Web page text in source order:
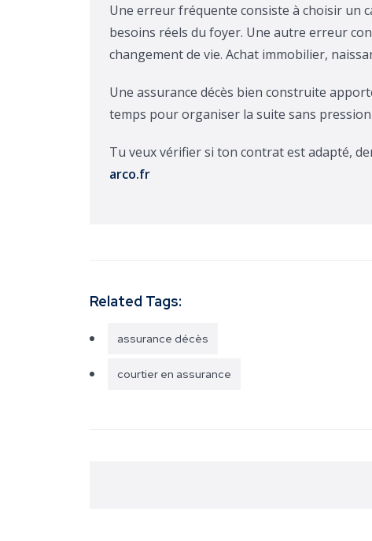
Une erreur fréquente consiste à choisir un
besoins réels du foyer. Une autre erreur
changement de vie. Achat immobilier,
Une assurance décès bien construite
temps pour organiser la suite sans
Tu veux vérifier si ton contrat est adapté,
arco.fr
Related Tags:
assurance décès
courtier en assurance